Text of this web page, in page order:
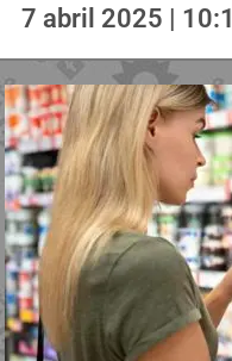
7 abril 2025 |